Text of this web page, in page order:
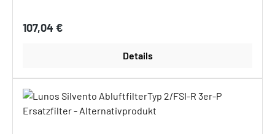
Regulärer Preis:
107,04 €
Details